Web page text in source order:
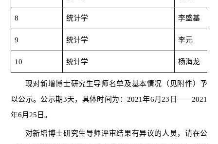
8 统计学 李盛基
9 统计学 李元
10 统计学 杨海龙
现对新增博士研究生导师名单及基本情况 （见附件）予
以公示。公示期3天，具体时间为：2021年6月23 日——2021
年6月25 日。
对新增博士研究生导师评审结果有异议的人员，请在公